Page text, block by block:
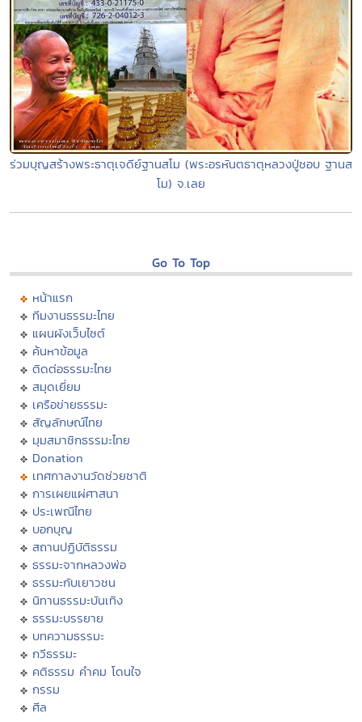
ร่วมบุญสร้างพระธาตุเจดีย์ฐานสโม (พระอรหันตธาตุหลวงปู่ชอบ ฐานส
โม) จ.เลย
Go To Top
หน้าแรก
ทีมงานธรรมะไทย
แผนผังเว็บไซต์
ค้นหาข้อมูล
ติดต่อธรรมะไทย
สมุดเยี่ยม
เครือข่ายธรรมะ
สัญลักษณ์ไทย
มุมสมาชิกธรรมะไทย
Donation
เทศกาลงานวัดช่วยชาติ
การเผยแผ่ศาสนา
ประเพณีไทย
บอกบุญ
สถานปฏิบัติธรรม
ธรรมะจากหลวงพ่อ
ธรรมะกับเยาวชน
นิทานธรรมะบันเทิง
ธรรมะบรรยาย
บทความธรรมะ
กวีธรรมะ
คติธรรม คำคม โดนใจ
กรรม
ศีล